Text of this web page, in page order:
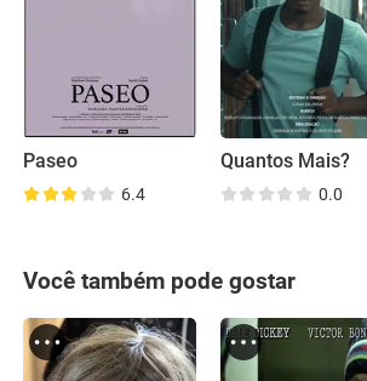
Paseo
6.4
Quantos Mais?
0.0
Você também pode gostar